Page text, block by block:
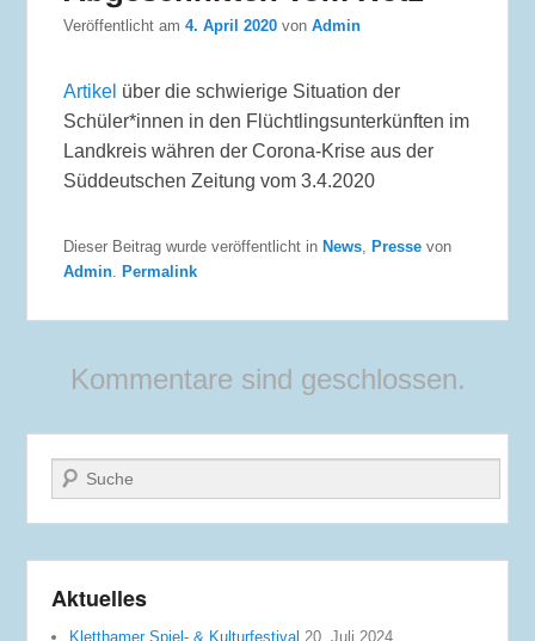
Veröffentlicht am4. April 2020 vonAdmin
Artikel über die schwierige Situation der
Schüler*innen in den Flüchtlingsunterkünften im
Landkreis währen der Corona-Krise aus der
Süddeutschen Zeitung vom 3.4.2020
Dieser Beitrag wurde veröffentlicht inNews ,Presse von
Admin .Permalink
Kommentare sind geschlossen.
Suche
Aktuelles
Kletthamer Spiel- & Kulturfestival 20. Juli 2024